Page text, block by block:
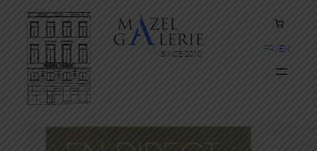
SINCE 2010
FR EN